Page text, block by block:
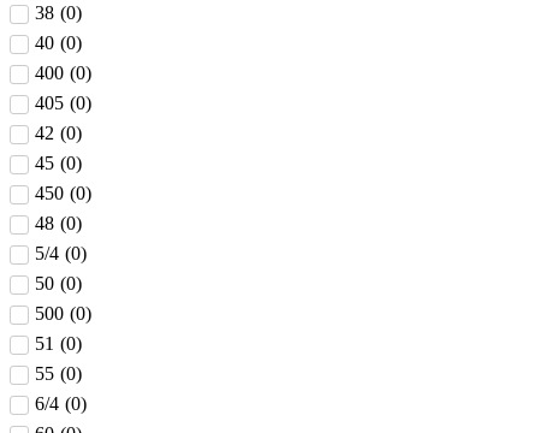
38 (0)
40 (0)
400 (0)
405 (0)
42 (0)
45 (0)
450 (0)
48 (0)
5/4 (0)
50 (0)
500 (0)
51 (0)
55 (0)
6/4 (0)